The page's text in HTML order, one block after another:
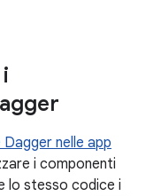
nelle app
i componenti
lo stesso codice i